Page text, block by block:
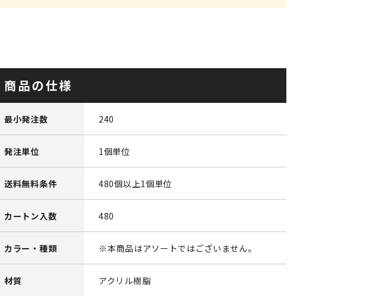
商品の仕様
最小発注数 240
発注単位 1個単位
送料無料条件 480個以上1個単位
カートン入数 480
カラー・種類 ※本商品はアソートではございません。
材質 アクリル樹脂